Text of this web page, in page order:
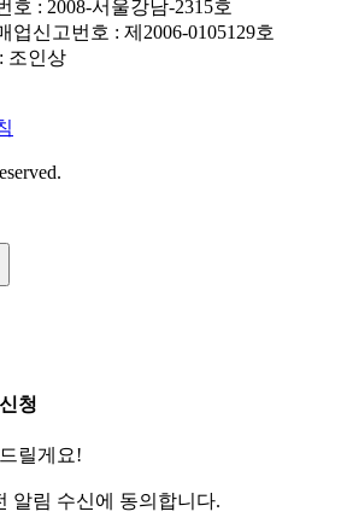
호 : 2008-서울강남-2315호
업신고번호 : 제2006-0105129호
조인상
청
릴게요!
알림 수신에 동의합니다.